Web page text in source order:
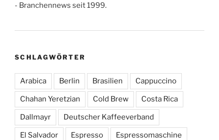
- Branchennews seit 1999.
SCHLAGWÖRTER
Arabica Berlin Brasilien Cappuccino
Chahan Yeretzian Cold Brew Costa Rica
Dallmayr Deutscher Kaffeeverband
El Salvador Espresso Espressomaschine